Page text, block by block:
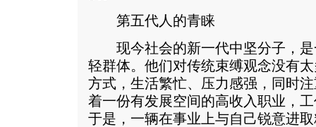
第五代人的青睐
现今社会的新一代中坚分子，是
轻群体。他们对传统束缚观念没有
方式，生活繁忙、压力感强，同时
着一份有发展空间的高收入职业，
于是，一辆在事业上与自己锐意进